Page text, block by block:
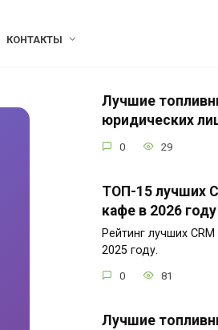
КОНТАКТЫ
Лучшие
юридических
0 29
ТОП-15 лучших
кафе в 2026
Рейтинг лучших
2025 году.
0 81
Лучшие